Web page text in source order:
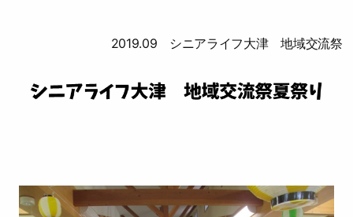
2019.09 シニアライフ大津 地域交流祭